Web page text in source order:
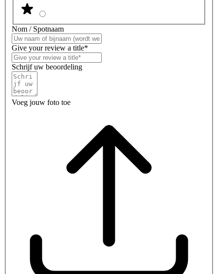
Nom / Spotnaam
Give your review a title*
Schrijf uw beoordeling
Voeg jouw foto toe